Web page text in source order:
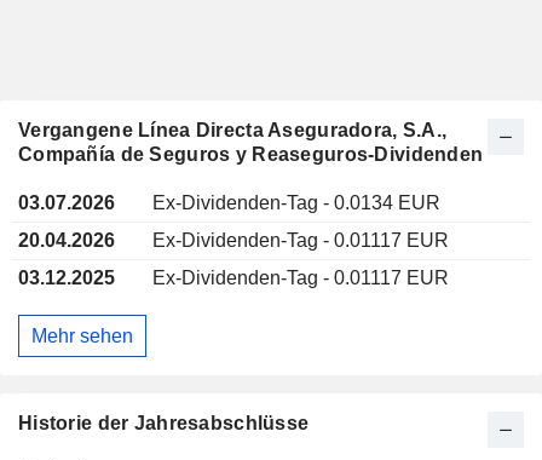
Vergangene Línea Directa Aseguradora, S.A.,
Compañía de Seguros y Reaseguros-Dividenden
03.07.2026
Ex-Dividenden-Tag - 0.0134 EUR
20.04.2026
Ex-Dividenden-Tag - 0.01117 EUR
03.12.2025
Ex-Dividenden-Tag - 0.01117 EUR
Mehr sehen
Historie der Jahresabschlüsse